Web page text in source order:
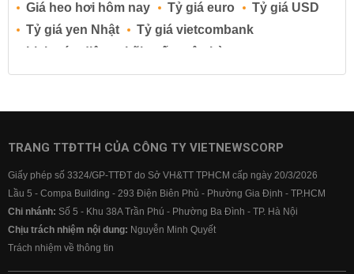
Giá heo hơi hôm nay
Tỷ giá euro
Tỷ giá USD
Tỷ giá yen Nhật
Tỷ giá vietcombank
Lịch cúp điện
Lãi suất ngân hàng
Lãi suất tiết kiệm
Lãi suất tiền gửi
Lãi suất ngân hàng BIDV
Lãi suất ngân hàng Vietcombank
TRANG TTĐTTH CỦA CÔNG TY VIETNEWSCORP
Giấy phép số 3324/GP-TTĐT do Sở VH&TT TPHCM cấp ngày 20/3/2026
Lầu 5 - Compa Building - 293 Điện Biên Phủ - Phường Gia Định - TP.HCM
Chi nhánh: Số 5 - Khu 38A Trần Phú - Phường Ba Đình - TP. Hà Nội
Chịu trách nhiệm nội dung: Nguyễn Minh Quyết
Trách nhiệm về thông tin